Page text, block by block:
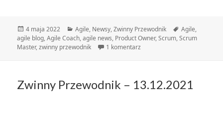
Data
publikacji
4 maja 2022 Kategorie
Agile, Newsy,Zwinny Przewodnik Tagi
Agile,
agile blog,Agile Coach,agile news, Product Owner,Scrum,Scrum
Master,zwinny przewodnik 1 komentarz
Zwinny Przewodnik – 13.12.2021